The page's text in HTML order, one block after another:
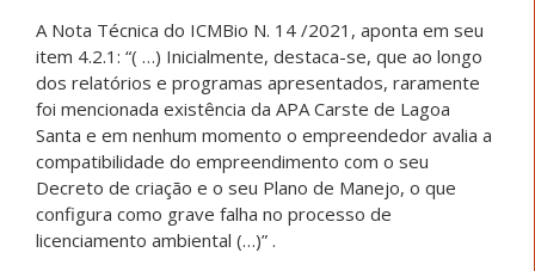
A Nota Técnica do ICMBio N. 14 /2021, aponta em seu
item 4.2.1: “( …) Inicialmente, destaca-se, que ao longo
dos relatórios e programas apresentados, raramente
foi mencionada existência da APA Carste de Lagoa
Santa e em nenhum momento o empreendedor avalia a
compatibilidade do empreendimento com o seu
Decreto de criação e o seu Plano de Manejo, o que
configura como grave falha no processo de
licenciamento ambiental (…)” .